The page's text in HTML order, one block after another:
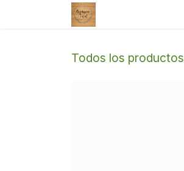
Ir al contenido
Todos los productos